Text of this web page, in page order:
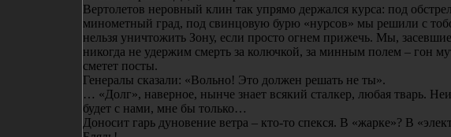
Вертолетов неровный клин так упрямо держался курса: под
минометный град, под свинцовую бурю «нурсов» мы решили с
нельзя уничтожить Зону, если просто огнем прижечь. Мы,
никогда не удержим смерть за колючкой, за минным полем – гон
сметет посты.
Генералы сказали: «Вольно! Это должен решать не ты».
… «Долг», наверное, нынче знает всякий сталкер, любая тварь.
будет с нами, мне бы только…
Доносит гарь дуновение ветра – кто-то спекся. В «жарке»? В